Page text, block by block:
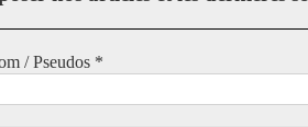
/ Pseudos *